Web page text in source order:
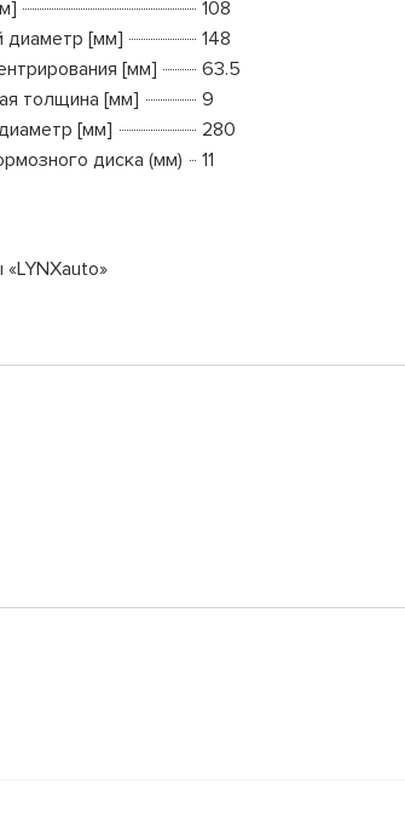
108
диаметр [мм]
148
[мм]
63.5
толщина [мм]
9
[мм]
280
диска (мм)
11